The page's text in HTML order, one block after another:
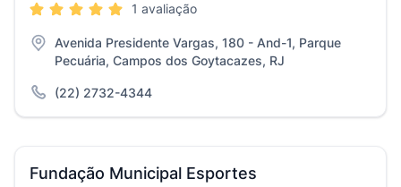
1 avaliação
Avenida Presidente Vargas, 180 - And-1, Parque
Pecuária, Campos dos Goytacazes, RJ
(22) 2732-4344
Fundação Municipal Esportes